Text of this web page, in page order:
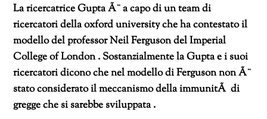
La ricercatrice Gupta Ã¨ a capo di un team di
ricercatori della oxford university che ha contestato il
modello del professor Neil Ferguson del Imperial
College of London . Sostanzialmente la Gupta e i suoi
ricercatori dicono che nel modello di Ferguson non Ã¨
stato considerato il meccanismo della immunitÃ di
gregge che si sarebbe sviluppata .